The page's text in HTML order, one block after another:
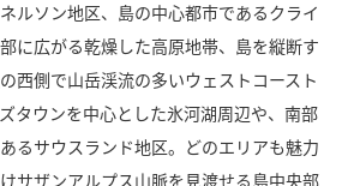
ルソン地区、島の中心都市であるクライ
に広がる乾燥した高原地帯、島を縦断す
西側で山岳渓流の多いウェストコースト
タウンを中心とした氷河湖周辺や、南部
るサウスランド地区。どのエリアも魅力
サザンアルプス山脈を見渡せる島中央部